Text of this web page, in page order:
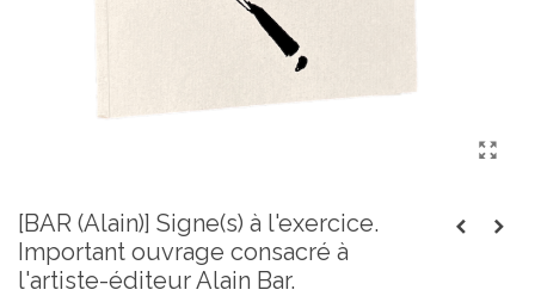
[BAR (Alain)] Signe(s) à l'exercice.
Important ouvrage consacré à
l'artiste-éditeur Alain Bar.